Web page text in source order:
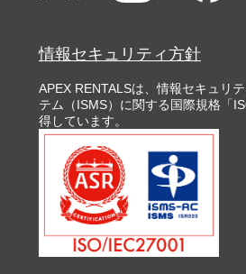
情報セキュリティ方針
APEX RENTALSは、情報セキュリ
テム（ISMS）に関する国際規格「
得しています。